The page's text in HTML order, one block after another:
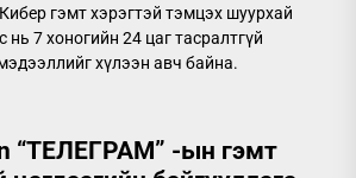
гэмт хэрэгтэй тэмцэх шуурхай
7 хоногийн 24 цаг тасралтгүй
хүлээн авч байна.
“ТЕЛЕГРАМ” -ын гэмт